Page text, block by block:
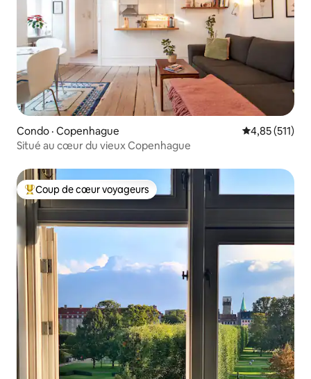
Condo · Copenhague Note
4,85 (511)
Situé au cœur du vieux Copenhague
Coup de cœur voyageurs parmi les plus aimés
Coup de cœur voyageurs